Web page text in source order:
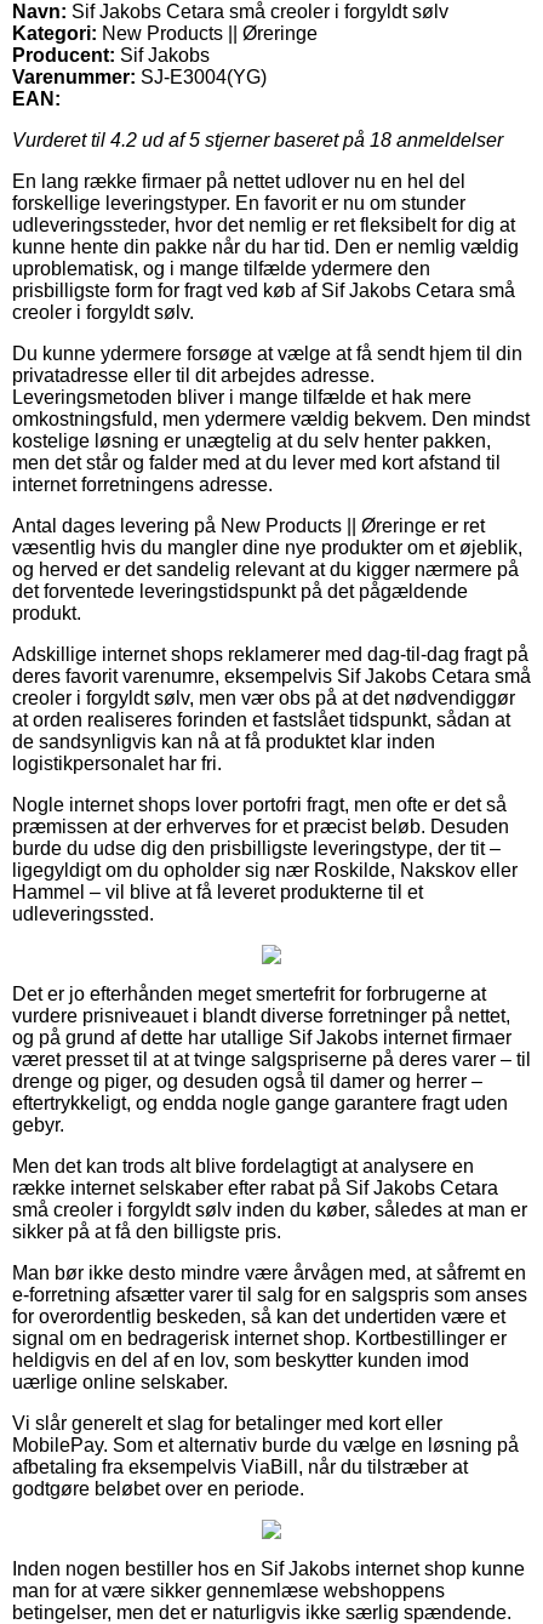
Navn: Sif Jakobs Cetara små creoler i forgyldt sølv
Kategori: New Products || Øreringe
Producent: Sif Jakobs
Varenummer: SJ-E3004(YG)
EAN:
Vurderet til 4.2 ud af 5 stjerner baseret på 18 anmeldelser
En lang række firmaer på nettet udlover nu en hel del
forskellige leveringstyper. En favorit er nu om stunder
udleveringssteder, hvor det nemlig er ret fleksibelt for dig at
kunne hente din pakke når du har tid. Den er nemlig vældig
uproblematisk, og i mange tilfælde ydermere den
prisbilligste form for fragt ved køb af Sif Jakobs Cetara små
creoler i forgyldt sølv.
Du kunne ydermere forsøge at vælge at få sendt hjem til din
privatadresse eller til dit arbejdes adresse.
Leveringsmetoden bliver i mange tilfælde et hak mere
omkostningsfuld, men ydermere vældig bekvem. Den mindst
kostelige løsning er unægtelig at du selv henter pakken,
men det står og falder med at du lever med kort afstand til
internet forretningens adresse.
Antal dages levering på New Products || Øreringe er ret
væsentlig hvis du mangler dine nye produkter om et øjeblik,
og herved er det sandelig relevant at du kigger nærmere på
det forventede leveringstidspunkt på det pågældende
produkt.
Adskillige internet shops reklamerer med dag-til-dag fragt på
deres favorit varenumre, eksempelvis Sif Jakobs Cetara små
creoler i forgyldt sølv, men vær obs på at det nødvendiggør
at orden realiseres forinden et fastslået tidspunkt, sådan at
de sandsynligvis kan nå at få produktet klar inden
logistikpersonalet har fri.
Nogle internet shops lover portofri fragt, men ofte er det så
præmissen at der erhverves for et præcist beløb. Desuden
burde du udse dig den prisbilligste leveringstype, der tit –
ligegyldigt om du opholder sig nær Roskilde, Nakskov eller
Hammel – vil blive at få leveret produkterne til et
udleveringssted.
Det er jo efterhånden meget smertefrit for forbrugerne at
vurdere prisniveauet i blandt diverse forretninger på nettet,
og på grund af dette har utallige Sif Jakobs internet firmaer
været presset til at at tvinge salgspriserne på deres varer – til
drenge og piger, og desuden også til damer og herrer –
eftertrykkeligt, og endda nogle gange garantere fragt uden
gebyr.
Men det kan trods alt blive fordelagtigt at analysere en
række internet selskaber efter rabat på Sif Jakobs Cetara
små creoler i forgyldt sølv inden du køber, således at man er
sikker på at få den billigste pris.
Man bør ikke desto mindre være årvågen med, at såfremt en
e-forretning afsætter varer til salg for en salgspris som anses
for overordentlig beskeden, så kan det undertiden være et
signal om en bedragerisk internet shop. Kortbestillinger er
heldigvis en del af en lov, som beskytter kunden imod
uærlige online selskaber.
Vi slår generelt et slag for betalinger med kort eller
MobilePay. Som et alternativ burde du vælge en løsning på
afbetaling fra eksempelvis ViaBill, når du tilstræber at
godtgøre beløbet over en periode.
Inden nogen bestiller hos en Sif Jakobs internet shop kunne
man for at være sikker gennemlæse webshoppens
betingelser, men det er naturligvis ikke særlig spændende.